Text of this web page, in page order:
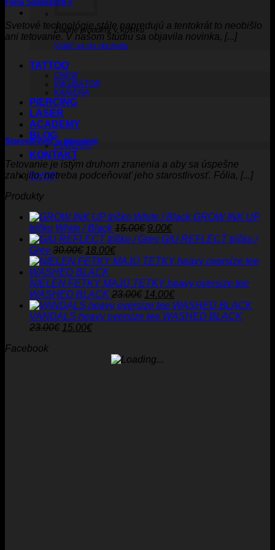
Žiadne produkty v košíku.
Vrátiť sa do obchodu
TATTOO
CREW
INKUBÁTOR
KARIÉRA
PIERCING
LASER
ACADEMY
BLOG
PODCAST
KONTAKT
SHOP
Fólia Suprasorb F
Svetové technológie stále napredujú a tentokrát to neobišlo
ani tetovanie. V našom štúdiu sa objavila novinka, [...]
Starostlivosť o tetovanie
Tetovanie je istým druhom zranenia a aby sa úspešne
zahojilo, netreba podceňovať jeho starostlivosť. Fólia, [...]
Produkty
GROW INK UP
tričko White / Black 15.00€ Pôvodná
cena
15.00€.
9.00€Aktuálna
cena
9.00€.
GIU REFLECT tričko /
Grey 30.00€ Pôvodná
cena
bola:
30.00€.
18.00€Aktuálna
cena
18.00€.
NIELEN FETKY MAJÚ TETKY heavy oversize tee
WASHED BLACK 23.00€ Pôvodná
cena
bola:
14.00€Aktuálna
cena
je:
VANDALS heavy oversize tee WASHED BLACK
23.00€ Pôvodná
15.00€Aktuálna
15.00€.
Facebook